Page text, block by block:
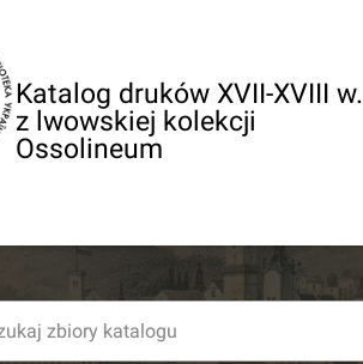
Katalog druków XVII-XVIII w.
z lwowskiej kolekcji
Ossolineum